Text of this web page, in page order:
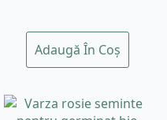
Adaugă În Coș